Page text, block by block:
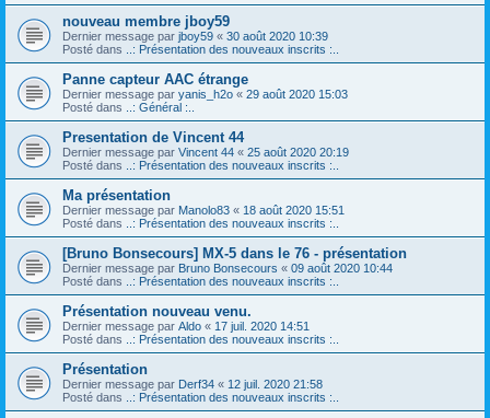
nouveau membre jboy59
Dernier message par jboy59 « 30 août 2020 10:39
Posté dans
..: Présentation des nouveaux inscrits :..
Panne capteur AAC étrange
Dernier message par yanis_h2o « 29 août 2020 15:03
Posté dans
..: Général :..
Presentation de Vincent 44
Dernier message par Vincent 44 « 25 août 2020 20:19
Posté dans
..: Présentation des nouveaux inscrits :..
Ma présentation
Dernier message par Manolo83 « 18 août 2020 15:51
Posté dans
..: Présentation des nouveaux inscrits :..
[Bruno Bonsecours] MX-5 dans le 76 - présentation
Dernier message par Bruno Bonsecours « 09 août 2020 10:44
Posté dans
..: Présentation des nouveaux inscrits :..
Présentation nouveau venu.
Dernier message par Aldo « 17 juil. 2020 14:51
Posté dans
..: Présentation des nouveaux inscrits :..
Présentation
Dernier message par Derf34 « 12 juil. 2020 21:58
Posté dans
..: Présentation des nouveaux inscrits :..